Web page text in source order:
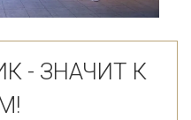
- ЗНАЧИТ К